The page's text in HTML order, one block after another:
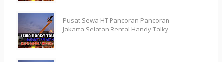
Pusat Sewa HT Pancoran Pancoran
Jakarta Selatan Rental Handy Talky